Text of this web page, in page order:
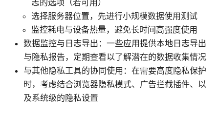
志的选项（若可用）
选择服务器位置，先进行小规模数据使用测试
监控耗电与设备热量，避免长时间高强度使用
数据监控与日志导出：一些应用提供本地日志导出
与隐私报告，定期查看以了解潜在的数据收集情况
与其他隐私工具的协同使用：在需要高度隐私保护
时，考虑结合浏览器隐私模式、广告拦截插件、以
及系统级的隐私设置